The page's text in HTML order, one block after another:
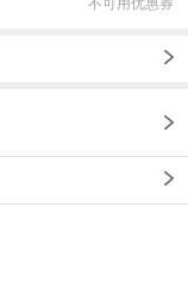
不可用优惠券